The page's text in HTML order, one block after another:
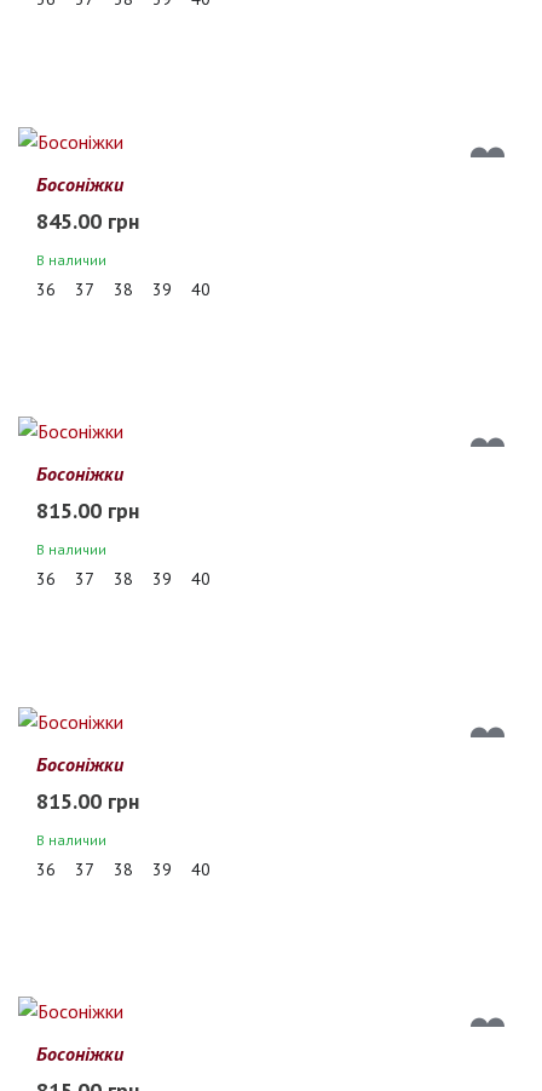
Босоніжки
845.00 грн
В наличии
36 37 38 39 40
Босоніжки
815.00 грн
В наличии
36 37 38 39 40
Босоніжки
815.00 грн
В наличии
36 37 38 39 40
Босоніжки